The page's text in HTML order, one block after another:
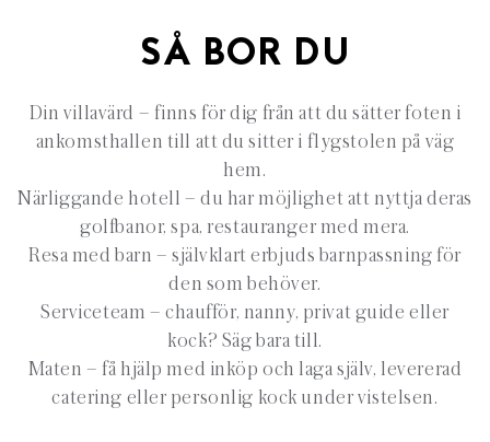
SÅ BOR DU
Din villavärd – finns för dig från att du sätter foten i
ankomsthallen till att du sitter i flygstolen på väg
hem.
Närliggande hotell – du har möjlighet att nyttja deras
golfbanor, spa, restauranger med mera.
Resa med barn – självklart erbjuds barnpassning för
den som behöver.
Serviceteam – chaufför, nanny, privat guide eller
kock? Säg bara till.
Maten – få hjälp med inköp och laga själv, levererad
catering eller personlig kock under vistelsen.